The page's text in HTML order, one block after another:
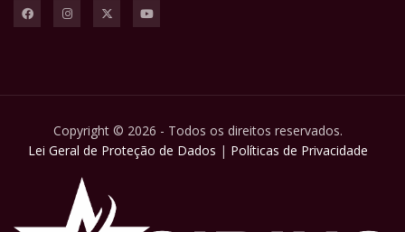
Copyright © 2026 - Todos os direitos reservados.
Lei Geral de Proteção de Dados | Políticas de Privacidade